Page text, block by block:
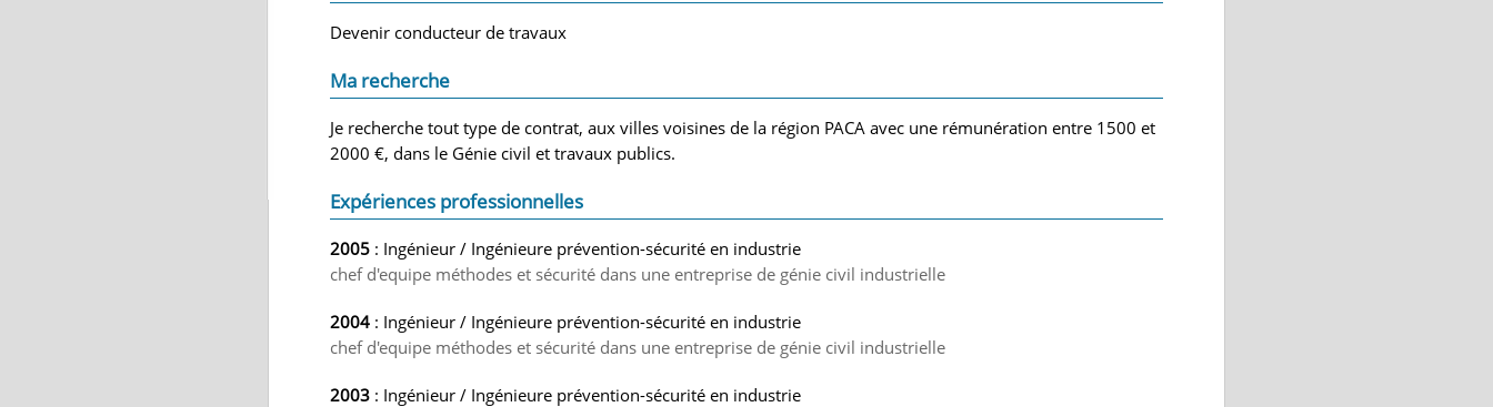
Devenir conducteur de travaux
Ma recherche
Je recherche tout type de contrat, aux villes voisines de la région PACA avec une rémunération entre 1500 et
2000 €, dans le Génie civil et travaux publics.
Expériences professionnelles
2005 : Ingénieur / Ingénieure prévention-sécurité en industrie
chef d'equipe méthodes et sécurité dans une entreprise de génie civil industrielle
2004 : Ingénieur / Ingénieure prévention-sécurité en industrie
chef d'equipe méthodes et sécurité dans une entreprise de génie civil industrielle
2003 : Ingénieur / Ingénieure prévention-sécurité en industrie